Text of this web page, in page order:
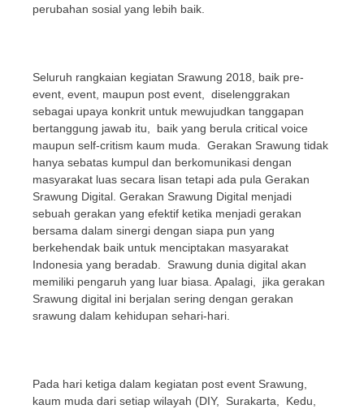
perubahan sosial yang lebih baik.
Seluruh rangkaian kegiatan Srawung 2018, baik pre-
event, event, maupun post event, diselenggrakan
sebagai upaya konkrit untuk mewujudkan tanggapan
bertanggung jawab itu, baik yang berula critical voice
maupun self-critism kaum muda. Gerakan Srawung tidak
hanya sebatas kumpul dan berkomunikasi dengan
masyarakat luas secara lisan tetapi ada pula Gerakan
Srawung Digital. Gerakan Srawung Digital menjadi
sebuah gerakan yang efektif ketika menjadi gerakan
bersama dalam sinergi dengan siapa pun yang
berkehendak baik untuk menciptakan masyarakat
Indonesia yang beradab. Srawung dunia digital akan
memiliki pengaruh yang luar biasa. Apalagi, jika gerakan
Srawung digital ini berjalan sering dengan gerakan
srawung dalam kehidupan sehari-hari.
Pada hari ketiga dalam kegiatan post event Srawung,
kaum muda dari setiap wilayah (DIY, Surakarta, Kedu,